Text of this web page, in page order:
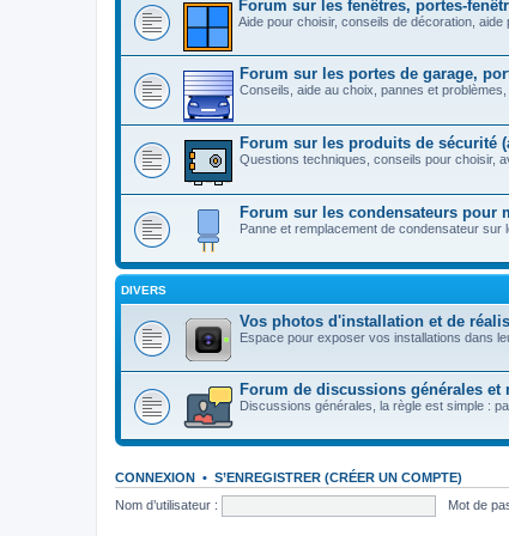
Forum sur les fenêtres, portes-
Aide pour choisir, conseils de décoration, aide
Forum sur les portes de garage,
Conseils, aide au choix, pannes et problèmes,
Forum sur les produits de sécurité
Questions techniques, conseils pour choisir,
Forum sur les condensateurs pour
Panne et remplacement de condensateur sur
DIVERS
Vos photos d'installation et de
Espace pour exposer vos installations dans
Forum de discussions générales et
Discussions générales, la règle est simple :
CONNEXION • S’ENREGISTRER (CRÉER UN COMPTE)
Nom d’utilisateur :
Mot de